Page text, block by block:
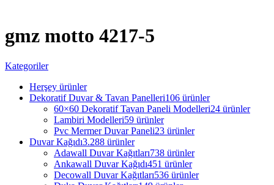
gmz motto 4217-5
Kategoriler
Herşey ürünler
Dekoratif Duvar & Tavan Panelleri106 ürünler
60×60 Dekoratif Tavan Paneli Modelleri24 ürünler
Lambiri Modelleri59 ürünler
Pvc Mermer Duvar Paneli23 ürünler
Duvar Kağıdı3.288 ürünler
Adawall Duvar Kağıtları738 ürünler
Ankawall Duvar Kağıdı451 ürünler
Decowall Duvar Kağıtları536 ürünler